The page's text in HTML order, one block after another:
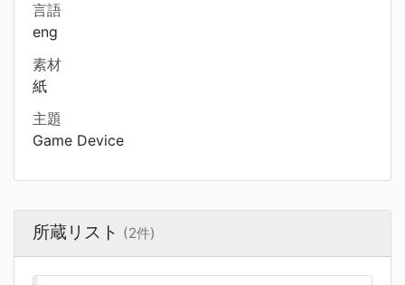
言語
eng
素材
紙
主題
Game Device
所蔵リスト (2件)